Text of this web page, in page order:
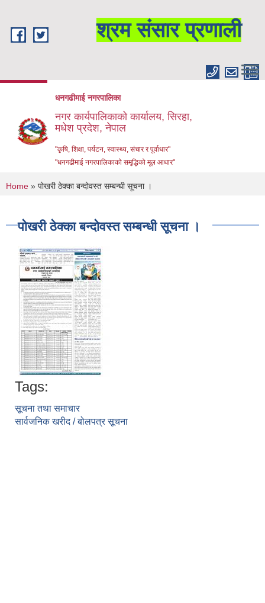
श्रम संसार प्रणाली
धनगढीमाई नगरपालिका
नगर कार्यपालिकाको कार्यालय, सिरहा,
मधेश प्रदेश, नेपाल
"कृषि, शिक्षा, पर्यटन, स्वास्थ्य, संचार र पूर्वाधार"
"धनगढीमाई नगरपालिकाको समृद्धिको मूल आधार"
You are here
Home » पोखरी ठेक्का बन्दोवस्त सम्बन्धी सूचना ।
पोखरी ठेक्का बन्दोवस्त सम्बन्धी सूचना ।
Tags:
सूचना तथा समाचार
सार्वजनिक खरीद / बोलपत्र सूचना